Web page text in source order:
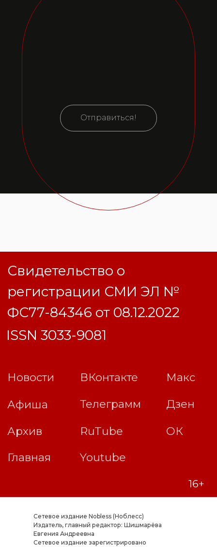
Отправиться!
Сетевое издание Nobless (Ноблесс)
Издатель, главный редактор: Шишмарёва
Евгения Андреевна
Cетевое издание зарегистрировано